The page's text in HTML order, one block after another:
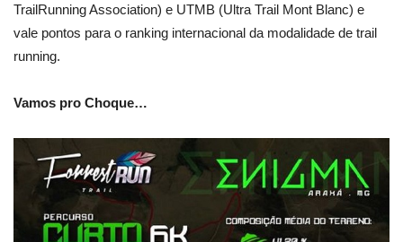
TrailRunning Association) e UTMB (Ultra Trail Mont Blanc) e
vale pontos para o ranking internacional da modalidade de trail
running.
Vamos pro Choque…